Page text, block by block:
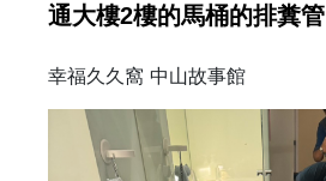
通大樓2樓的馬桶的排糞管
幸福久久窩 中山故事館